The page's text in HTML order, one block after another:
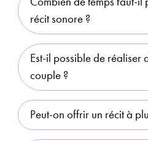
récit sonore ?
Est-il possible de réaliser
couple ?
Peut-on offrir un récit à